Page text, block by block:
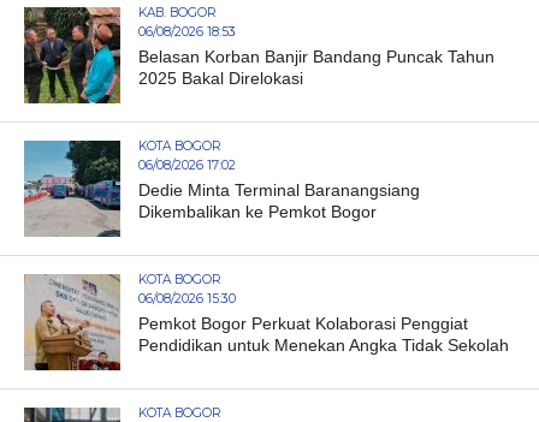
KAB. BOGOR
06/08/2026 18:53
Belasan Korban Banjir Bandang Puncak Tahun
2025 Bakal Direlokasi
KOTA BOGOR
06/08/2026 17:02
Dedie Minta Terminal Baranangsiang
Dikembalikan ke Pemkot Bogor
KOTA BOGOR
06/08/2026 15:30
Pemkot Bogor Perkuat Kolaborasi Penggiat
Pendidikan untuk Menekan Angka Tidak Sekolah
KOTA BOGOR